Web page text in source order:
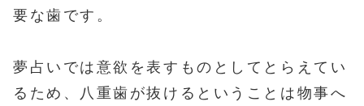
要な歯です。
夢占いでは意欲を表すものとしてとらえてい
るため、八重歯が抜けるということは物事へ